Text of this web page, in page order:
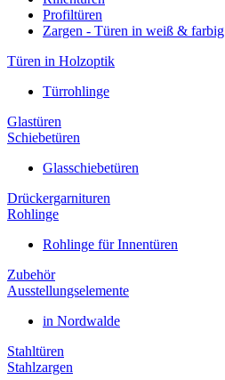
Profiltüren
Zargen - Türen in weiß & farbig
Türen in Holzoptik
Türrohlinge
Glastüren
Schiebetüren
Glasschiebetüren
Drückergarnituren
Rohlinge
Rohlinge für Innentüren
Zubehör
Ausstellungselemente
in Nordwalde
Stahltüren
Stahlzargen